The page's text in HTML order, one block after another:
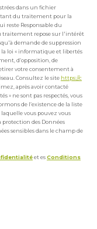
dans un fichier
du traitement pour la
reste Responsable du
traitement repose sur l'intérêt
demande de suppression
la loi « informatique et libertés
d’opposition, de
votre consentement à
Consultez le site https://c
après avoir contacté
» ne sont pas respectés, vous
de l’existence de la liste
vous pouvez vous
protection des Données
sensibles dans le champ de
et esConditions